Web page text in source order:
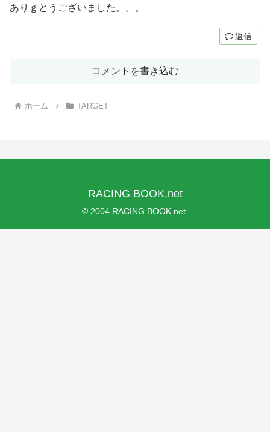
ありｇとうございました。。。
返信
コメントを書き込む
ホーム TARGET
RACING BOOK.net
© 2004 RACING BOOK.net.